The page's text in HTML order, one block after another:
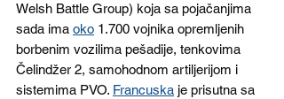
Welsh Battle Group) koja sa pojačanjima
sada ima oko 1.700 vojnika opremljenih
borbenim vozilima pešadije, tenkovima
Čelindžer 2, samohodnom artiljerijom i
sistemima PVO. Francuska je prisutna sa